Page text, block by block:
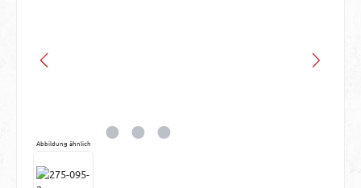
Abbildung ähnlich